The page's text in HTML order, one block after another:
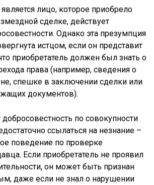
лицо, которое приобрело
сделке, действует
Однако эта презумпция
истцом, если он представит
приобретатель должен был знать о
права (например, сведения о
спешке в заключении сделки или
документов).
по совокупности
ссылаться на незнание –
поведение по проверке
Если приобретатель не проявил
он может быть признан
даже если не знал о нарушении